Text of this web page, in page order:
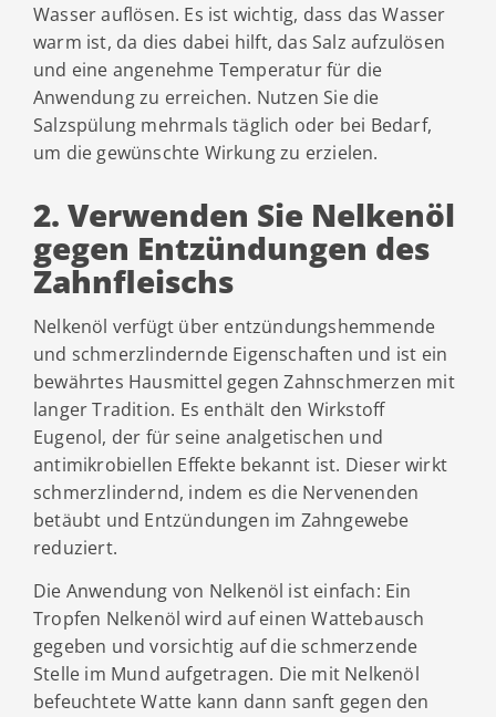
Wasser auflösen. Es ist wichtig, dass das Wasser
warm ist, da dies dabei hilft, das Salz aufzulösen
und eine angenehme Temperatur für die
Anwendung zu erreichen. Nutzen Sie die
Salzspülung mehrmals täglich oder bei Bedarf,
um die gewünschte Wirkung zu erzielen.
2. Verwenden Sie Nelkenöl
gegen Entzündungen des
Zahnfleischs
Nelkenöl verfügt über entzündungshemmende
und schmerzlindernde Eigenschaften und ist ein
bewährtes Hausmittel gegen Zahnschmerzen mit
langer Tradition. Es enthält den Wirkstoff
Eugenol, der für seine analgetischen und
antimikrobiellen Effekte bekannt ist. Dieser wirkt
schmerzlindernd, indem es die Nervenenden
betäubt und Entzündungen im Zahngewebe
reduziert.
Die Anwendung von Nelkenöl ist einfach: Ein
Tropfen Nelkenöl wird auf einen Wattebausch
gegeben und vorsichtig auf die schmerzende
Stelle im Mund aufgetragen. Die mit Nelkenöl
befeuchtete Watte kann dann sanft gegen den